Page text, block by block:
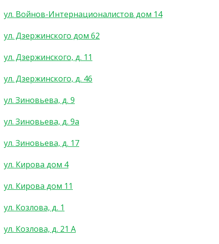
ул. Войнов-Интернационалистов дом 14
ул. Дзержинского дом 62
ул. Дзержинского, д. 11
ул. Дзержинского, д. 46
ул. Зиновьева, д. 9
ул. Зиновьева, д. 9а
ул. Зиновьева, д. 17
ул. Кирова дом 4
ул. Кирова дом 11
ул. Козлова, д. 1
ул. Козлова, д. 21 А